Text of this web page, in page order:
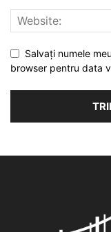
Salvați numele
browser pentru data